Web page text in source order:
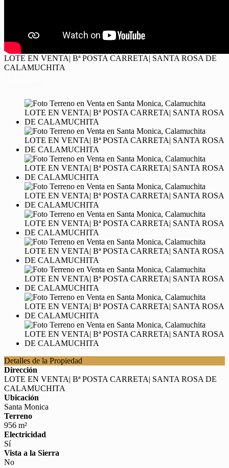
LOTE EN VENTA| Bª POSTA CARRETA| SANTA ROSA DE
CALAMUCHITA
Detalles de la Propiedad
Dirección
LOTE EN VENTA| Bª POSTA CARRETA| SANTA ROSA DE
CALAMUCHITA
Ubicación
Santa Monica
Terreno
956 m²
Electricidad
Sí
Vista a la Sierra
No